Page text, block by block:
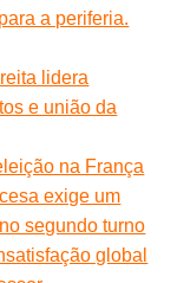
a periferia.
lidera
e união da
na França
exige um
segundo turno
global